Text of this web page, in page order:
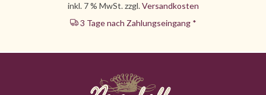
inkl. 7 % MwSt. zzgl.Versandkosten
3 Tage nach Zahlungseingang *